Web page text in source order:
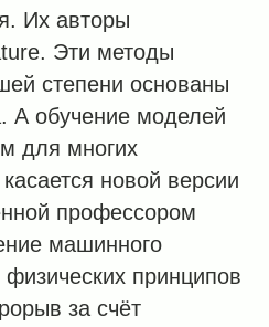
Их авторы
Эти методы
степени основаны
А обучение моделей
для многих
новой версии
профессором
машинного
принципов
за счёт